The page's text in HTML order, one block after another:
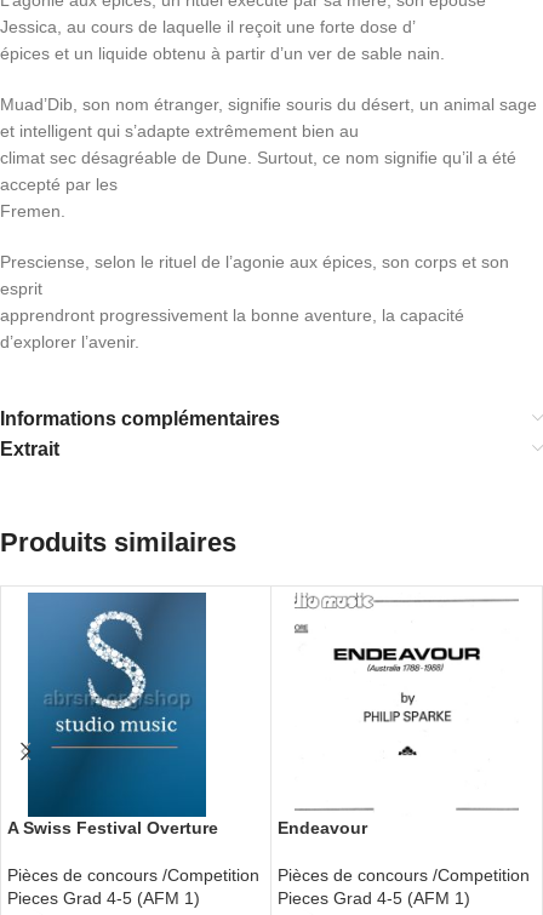
Jessica, au cours de laquelle il reçoit une forte dose d’
épices et un liquide obtenu à partir d’un ver de sable nain.
Muad’Dib, son nom étranger, signifie souris du désert, un animal sage
et intelligent qui s’adapte extrêmement bien au
climat sec désagréable de Dune. Surtout, ce nom signifie qu’il a été
accepté par les
Fremen.
Presciense, selon le rituel de l’agonie aux épices, son corps et son
esprit
apprendront progressivement la bonne aventure, la capacité
d’explorer l’avenir.
Informations complémentaires
Extrait
Produits similaires
A Swiss Festival Overture
Pièces de concours /Competition
Pieces Grad 4-5 (AFM 1)
Endeavour
Pièces de concours /Competition
Pieces Grad 4-5 (AFM 1)